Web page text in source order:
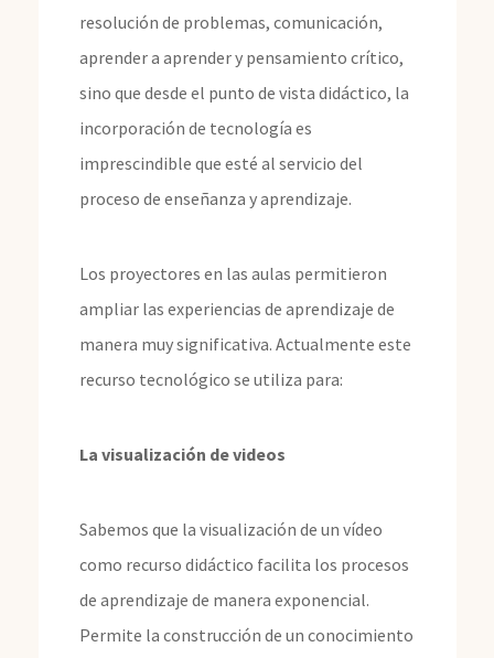
resolución de problemas, comunicación,
aprender a aprender y pensamiento crítico,
sino que desde el punto de vista didáctico, la
incorporación de tecnología es
imprescindible que esté al servicio del
proceso de enseñanza y aprendizaje.
Los proyectores en las aulas permitieron
ampliar las experiencias de aprendizaje de
manera muy significativa. Actualmente este
recurso tecnológico se utiliza para:
La visualización de videos
Sabemos que la visualización de un vídeo
como recurso didáctico facilita los procesos
de aprendizaje de manera exponencial.
Permite la construcción de un conocimiento